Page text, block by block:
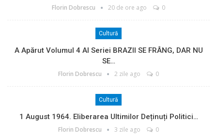
Florin Dobrescu 20 de ore ago 0
Cultură
A Apărut Volumul 4 Al Seriei BRAZII SE FRÂNG, DAR NU
SE…
Florin Dobrescu 2 zile ago 0
Cultură
1 August 1964. Eliberarea Ultimilor Deținuți Politici…
Florin Dobrescu 3 zile ago 0